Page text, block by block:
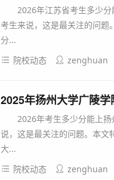
2026年江苏省考生多少分
考生来说，这是最关注的问题
分...
院校动态
zenghuan
2025年扬州大学广陵
2026年考生多少分能上扬
说，这是最关注的问题。本文
大...
院校动态
zenghuan